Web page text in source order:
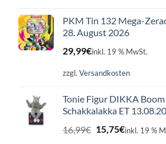
PKM Tin 132 Mega-
28. August 2026
29,99€inkl. 19 % MwSt.
zzgl. Versandkosten
Tonie Figur DIKKA Boom
Schakkalakka ET
16,99€ Ursprünglicher
15,75€Aktueller
inkl. 19 %